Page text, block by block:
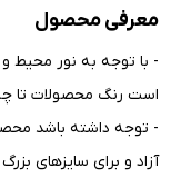
معرفی محصول
- با توجه به نور
است رنگ محصولات تا
- توجه داشته باشد
آزاد و برای سایزهای